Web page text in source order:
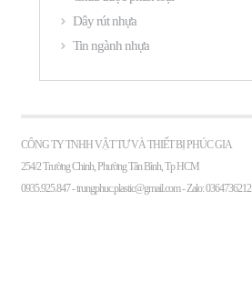
Dây rút nhựa
Tin ngành nhựa
CÔNG TY TNHH VẬT TƯ VÀ THIẾT BỊ PHÚC GIA
254/2 Trường Chinh, Phường Tân Bình, Tp HCM
0935.925.847 -trungphuc.plastic@gmail.com- Zalo: 0364736212